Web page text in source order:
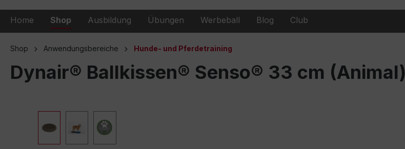
Home Shop Ausbildung Übungen Werbeball Blog Club
Shop Anwendungsbereiche Hunde- und Pferdetraining
Dynair® Ballkissen® Senso® 33 cm (Animal)